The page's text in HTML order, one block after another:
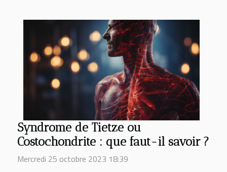
Syndrome de Tietze ou
Costochondrite : que faut-il savoir ?
Mercredi 25 octobre 2023 18:39